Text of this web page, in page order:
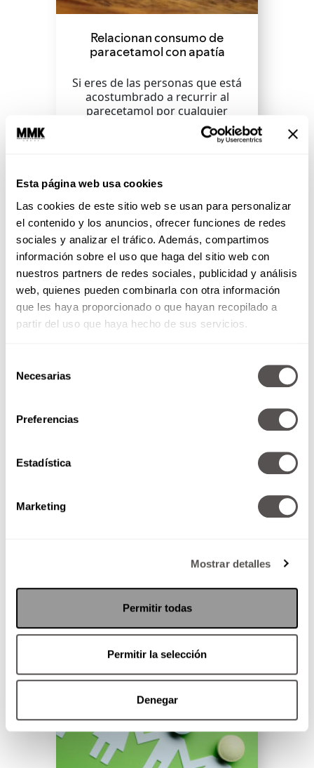
Esta página web usa cookies
Las cookies de este sitio web se usan para personalizar
el contenido y los anuncios, ofrecer funciones de redes
sociales y analizar el tráfico. Además, compartimos
información sobre el uso que haga del sitio web con
nuestros partners de redes sociales, publicidad y análisis
web, quienes pueden combinarla con otra información
que les haya proporcionado o que hayan recopilado a
partir del uso que haya hecho de sus servicios.
Necesarias
Preferencias
Estadística
Marketing
Mostrar detalles
Permitir todas
Permitir la selección
Denegar
Relacionan consumo de
paracetamol con apatía
Si eres de las personas que está
acostumbrado a recurrir al
parecetamol por cualquier
molestia, podrías estar
experimentando el efecto...